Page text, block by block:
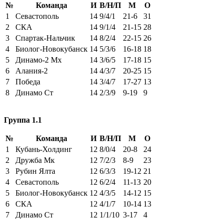
№ Команда И В/Н/П М
О
1
Севастополь 14 9/4/1 21-6
31
2
СКА 14 9/1/4 21-15 28
3
Спартак-Нальчик 14 8/2/4 22-15 26
4
Биолог-Новокубанск 14 5/3/6 16-18 18
5
Динамо-2 Мх 14 3/6/5 17-18 15
6
Алания-2 14 4/3/7 20-25 15
7
Победа 14 3/4/7 17-27 13
8
Динамо Ст 14 2/3/9 9-19 9
Группа 1.1
№ Команда И В/Н/П М
О
1
Кубань-Холдинг 12 8/0/4 20-8
24
2
Дружба Мк 12 7/2/3 8-9
23
3
Рубин Ялта 12 6/3/3 19-12 21
4
Севастополь 12 6/2/4 11-13 20
5
Биолог-Новокубанск 12 4/3/5 14-12 15
6
СКА 12 4/1/7 10-14 13
7
Динамо Ст 12 1/1/10 3-17 4